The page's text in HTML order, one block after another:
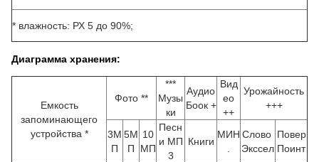
* влажность: РХ 5 до 90%;
Диаграмма хранения:
Емкость
запоминающего
устройства *
Фото **
***
Музы
ки
Аудио
Боок +
Вид
ео
++
Урожайность
+++
3М
П
5М
П
10
МП
Песн
и МП
3
Книги
МИН Слово
Экссел
Повер
Поинт